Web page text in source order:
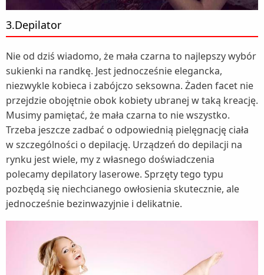
3.Depilator
Nie od dziś wiadomo, że mała czarna to najlepszy wybór
sukienki na randkę. Jest jednocześnie elegancka,
niezwykle kobieca i zabójczo seksowna. Żaden facet nie
przejdzie obojętnie obok kobiety ubranej w taką kreację.
Musimy pamiętać, że mała czarna to nie wszystko.
Trzeba jeszcze zadbać o odpowiednią pielęgnację ciała
w szczególności o depilację. Urządzeń do depilacji na
rynku jest wiele, my z własnego doświadczenia
polecamy depilatory laserowe. Sprzęty tego typu
pozbędą się niechcianego owłosienia skutecznie, ale
jednocześnie bezinwazyjnie i delikatnie.